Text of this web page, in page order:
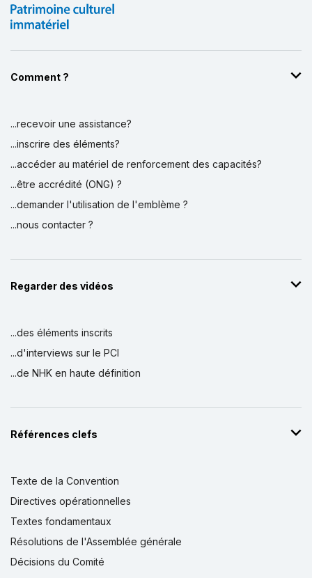
Comment ?
...recevoir une assistance?
...inscrire des éléments?
...accéder au matériel de renforcement des capacités?
...être accrédité (ONG) ?
...demander l'utilisation de l'emblème ?
...nous contacter ?
Regarder des vidéos
...des éléments inscrits
...d'interviews sur le PCI
...de NHK en haute définition
Références clefs
Texte de la Convention
Directives opérationnelles
Textes fondamentaux
Résolutions de l'Assemblée générale
Décisions du Comité